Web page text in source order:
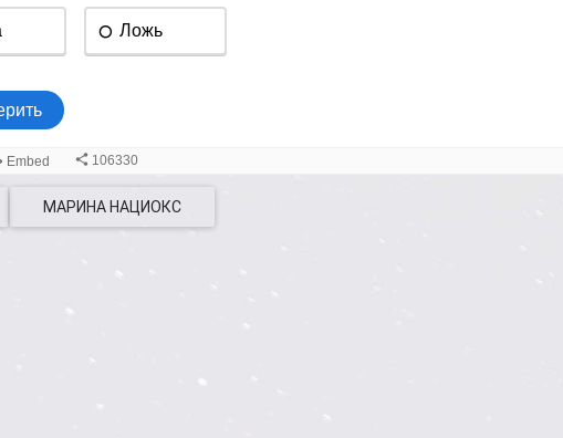
МАРИНА НАЦИОКС